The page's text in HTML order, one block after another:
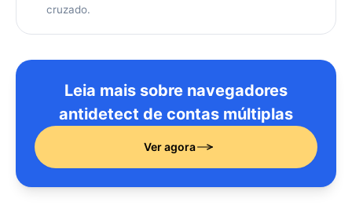
cruzado.
Leia mais sobre navegadores
antidetect de contas múltiplas
Ver agora